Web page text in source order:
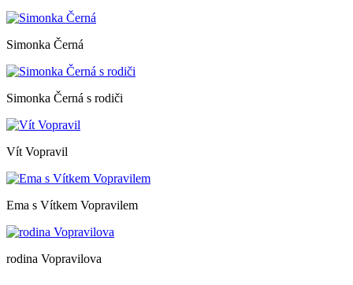
Simonka Černá
Simonka Černá s rodiči
Vít Vopravil
Ema s Vítkem Vopravilem
rodina Vopravilova